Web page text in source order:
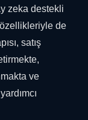
zeka destekli
de
satış
ve